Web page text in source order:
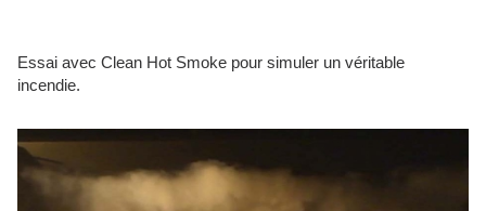
Essai avec Clean Hot Smoke pour simuler un véritable
incendie.